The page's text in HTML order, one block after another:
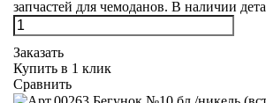
запчастей для чемоданов. В наличии
Заказать
Купить в 1 клик
Сравнить